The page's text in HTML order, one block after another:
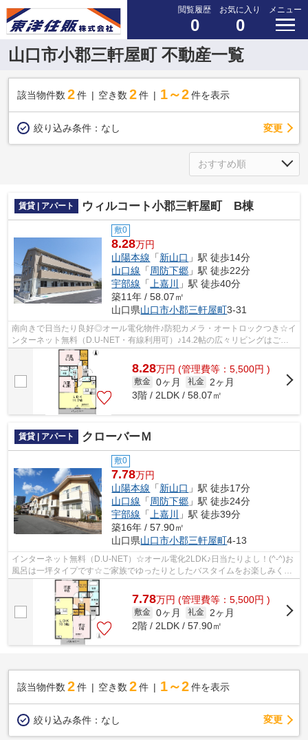
閲覧履歴
0
お気に入り
0
メニュー
山口市小郡三軒屋町 不動産一覧
該当物件数 2件 空き数 2 件 1～2 件を表示
絞り込み条件： なし 変更
賃貸 | アパート ウィルコート小郡三軒屋町 B棟
敷0
8.28万円
山陽本線 「新山口 」駅 徒歩14分
山口線 「周防下郷 」駅 徒歩22分
宇部線 「上嘉川
」駅 徒歩40分
築11年 / 58.07㎡
山口県山口市小郡三軒屋町3-31
南向きで日当たり良好◎オール電化物件♪防犯カメラ・オートロックつき☆イ
ンターネット無料（D.U-NET・有線利用可）♪14.2帖の広々リビングはご家
族のくつろぎスペースにぴったり☆収納も...
8.28万円 (管理費等：5,500円 )
敷金 0ヶ月 礼金
2ヶ月
3階 / 2LDK / 58.07㎡
賃貸 | アパート クローバーＭ
敷0
7.78万円
山陽本線 「新山口 」駅 徒歩17分
山口線 「 周防下郷 」駅 徒歩24分
宇部線 「 上嘉川
」駅 徒歩39分
築16年 / 57.90㎡
山口県山口市小郡三軒屋町4-13
インターネット無料（D.U-NET）☆オール電化2LDK♪日当たりよし！(^-^)お
風呂は一坪タイプです☆ご家族でゆったりとしたバスタイムをお楽しみくだ
さい♪北側の洋室にはウォークインクロー...
7.78万円 (管理費等：5,500円 )
敷金 0ヶ月 礼金
2ヶ月
2階 / 2LDK / 57.90㎡
該当物件数 2件 空き数 2 件 1～2 件を表示
絞り込み条件： なし 変更